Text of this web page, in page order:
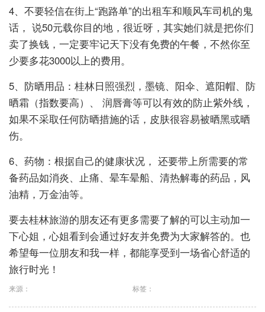
4、不要轻信在街上“跑路单”的出租车和顺风车司机的鬼
话， 说50元载你目的地，很近呀，其实她们就是把你们
卖了换钱，一定要牢记天下没有免费的午餐，不然你至
少要多花3000以上的费用。
5、防晒用品：桂林日照强烈，墨镜、阳伞、遮阳帽、防
晒霜（指数要高）、 润唇膏等可以有效的防止紫外线，
如果不采取任何防晒措施的话，皮肤很容易被晒黑或晒
伤。
6、药物：根据自己的健康状况， 还要带上所需要的常
备药品如消炎、止痛、晕车晕船、清热解毒的药品，风
油精，万金油等。
要去桂林旅游的朋友还有更多需要了解的可以主动加一
下心姐，心姐看到会通过好友并免费为大家解答的。也
希望每一位朋友和我一样，都能享受到一场省心舒适的
旅行时光！
来源： 标签：